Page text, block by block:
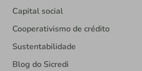
Capital social
Cooperativismo de crédito
Sustentabilidade
Blog do Sicredi